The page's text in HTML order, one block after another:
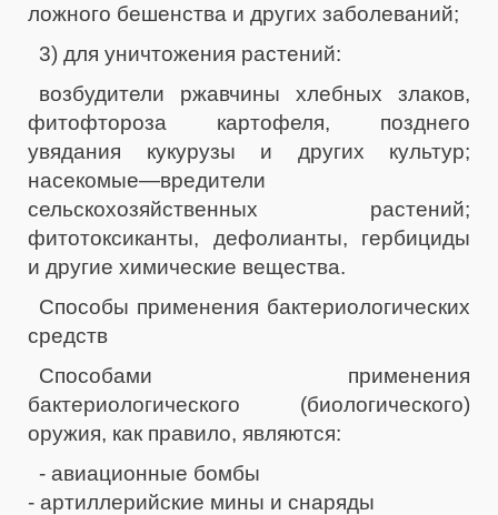
ложного бешенства и других заболеваний;
3) для уничтожения растений:
возбудители ржавчины хлебных злаков,
фитофтороза картофеля, позднего
увядания кукурузы и других культур;
насекомые—вредители
сельскохозяйственных растений;
фитотоксиканты, дефолианты, гербициды
и другие химические вещества.
Способы применения бактериологических
средств
Способами применения
бактериологического (биологического)
оружия, как правило, являются:
- авиационные бомбы
- артиллерийские мины и снаряды